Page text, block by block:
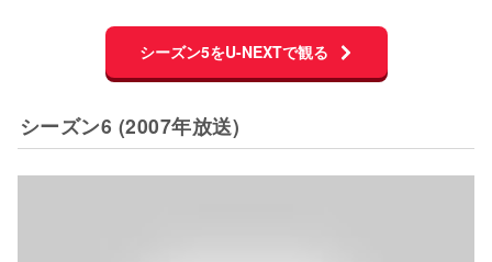
シーズン5をU-NEXTで観る
シーズン6 (2007年放送)